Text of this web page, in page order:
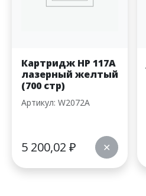
Картридж HP 117A
лазерный желтый
(700 стр)
Артикул: W2072A
5 200,02 ₽ ✕